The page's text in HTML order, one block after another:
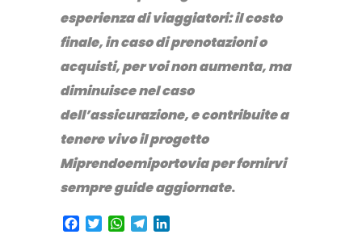
esperienza di viaggiatori: il costo
finale, in caso di prenotazioni o
acquisti, per voi non aumenta, ma
diminuisce nel caso
dell’assicurazione, e contribuite a
tenere vivo il progetto
Miprendoemiportovia per fornirvi
sempre guide aggiornate.
Facebook
TwitterWhatsApp
Telegram